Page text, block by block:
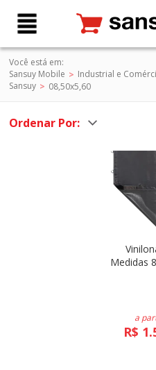
Você está em:
Sansuy Mobile
Industrial e
Sansuy
08,50x5,60
Ordenar Por:
Medidas
a
R$